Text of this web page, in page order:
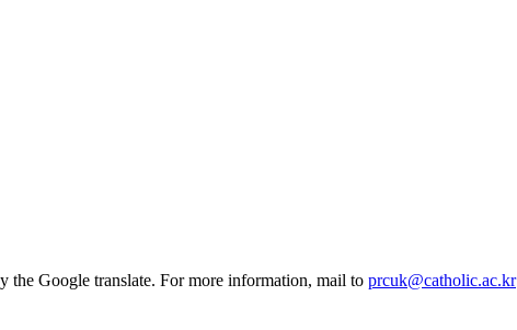
the Google translate. For more information, mail to prcuk@catholic.ac.kr